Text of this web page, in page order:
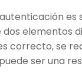
es
elementos
correcto, se
ser una